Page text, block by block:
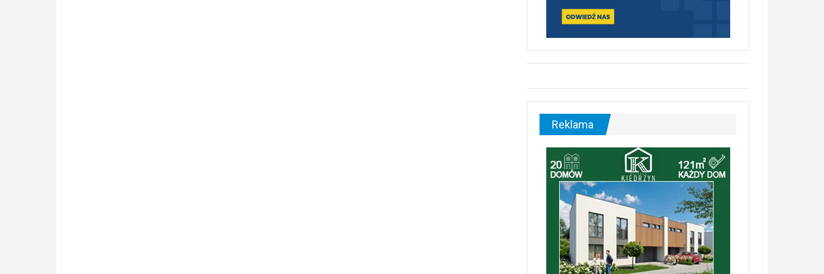
Reklama